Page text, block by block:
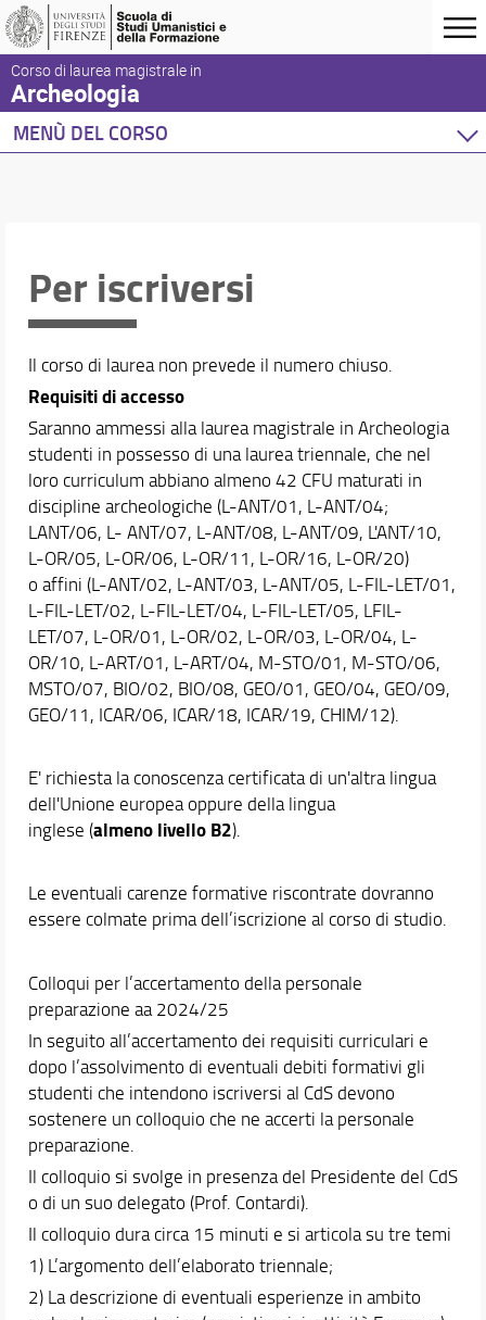
Corso di laurea magistrale in
Archeologia
MENÙ DEL CORSO
Sedi e strutture
Norme e regolamenti
Organizzazione
Per laurearsi
Proseguire dopo la laurea
Qualità del Corso
Studenti con disabilità
Segnalazioni e reclami
Area riservata
Il Corso di Studio si presenta
Didattica
Docenti
Orario e calendari
Per iscriversi
Il corso di laurea non prevede il numero chiuso.
Requisiti di accesso
Saranno ammessi alla laurea magistrale in Archeologia
studenti in possesso di una laurea triennale, che nel
loro curriculum abbiano almeno 42 CFU maturati in
discipline archeologiche (L-ANT/01, L-ANT/04;
LANT/06, L- ANT/07, L-ANT/08, L-ANT/09, L'ANT/10,
L-OR/05, L-OR/06, L-OR/11, L-OR/16, L-OR/20)
o affini (L-ANT/02, L-ANT/03, L-ANT/05, L-FIL-LET/01,
L-FIL-LET/02, L-FIL-LET/04, L-FIL-LET/05, LFIL-
LET/07, L-OR/01, L-OR/02, L-OR/03, L-OR/04, L-
OR/10, L-ART/01, L-ART/04, M-STO/01, M-STO/06,
MSTO/07, BIO/02, BIO/08, GEO/01, GEO/04, GEO/09,
GEO/11, ICAR/06, ICAR/18, ICAR/19, CHIM/12).
E' richiesta la conoscenza certificata di un'altra lingua
dell'Unione europea oppure della lingua
inglese (almeno livello B2).
Le eventuali carenze formative riscontrate dovranno
essere colmate prima dell’iscrizione al corso di studio.
Colloqui per l’accertamento della personale
preparazione aa 2024/25
In seguito all’accertamento dei requisiti curriculari e
dopo l’assolvimento di eventuali debiti formativi gli
studenti che intendono iscriversi al CdS devono
sostenere un colloquio che ne accerti la personale
preparazione.
Il colloquio si svolge in presenza del Presidente del CdS
o di un suo delegato (Prof. Contardi).
Il colloquio dura circa 15 minuti e si articola su tre temi
1) L’argomento dell’elaborato triennale;
2) La descrizione di eventuali esperienze in ambito